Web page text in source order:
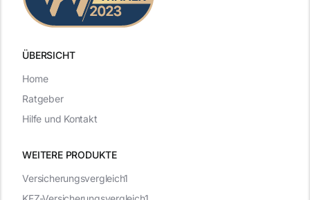
ÜBERSICHT
WEITERE PRODUKTE
Versicherungsvergleich1
Home
Ratgeber
Hilfe und Kontakt